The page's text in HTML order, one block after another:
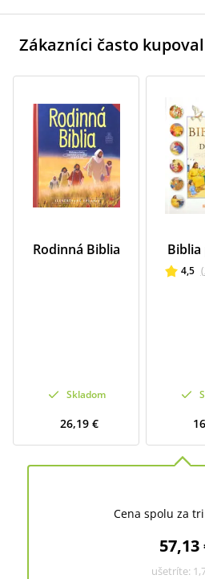
Zákazníci často
Rodinná Biblia
Skladom
26,19 €
4,5 (
Cena spolu za
57,13
ušetríte: